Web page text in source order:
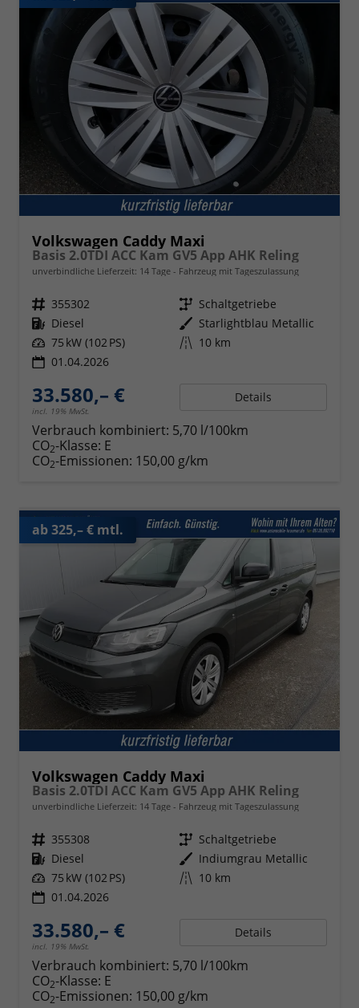
Volkswagen Caddy Maxi
Basis 2.0TDI ACC Kam GV5 App AHK Reling
unverbindliche Lieferzeit: 14 Tage Fahrzeug mit Tageszulassung
Fahrzeugnr. 355302 Getriebe Schaltgetriebe
Kraftstoff Diesel Außenfarbe Starlightblau Metallic
Leistung 75 kW (102 PS) Kilometerstand 10 km
01.04.2026
33.580,– €
incl. 19% MwSt.
Details
Verbrauch kombiniert: 5,70 l/100km
CO2-Klasse: E
CO2-Emissionen: 150,00 g/km
ab 325,– € mtl.
Volkswagen Caddy Maxi
Basis 2.0TDI ACC Kam GV5 App AHK Reling
unverbindliche Lieferzeit: 14 Tage Fahrzeug mit Tageszulassung
Fahrzeugnr. 355308 Getriebe Schaltgetriebe
Kraftstoff Diesel Außenfarbe Indiumgrau Metallic
Leistung 75 kW (102 PS) Kilometerstand 10 km
01.04.2026
33.580,– €
incl. 19% MwSt.
Details
Verbrauch kombiniert: 5,70 l/100km
CO2-Klasse: E
CO2-Emissionen: 150,00 g/km